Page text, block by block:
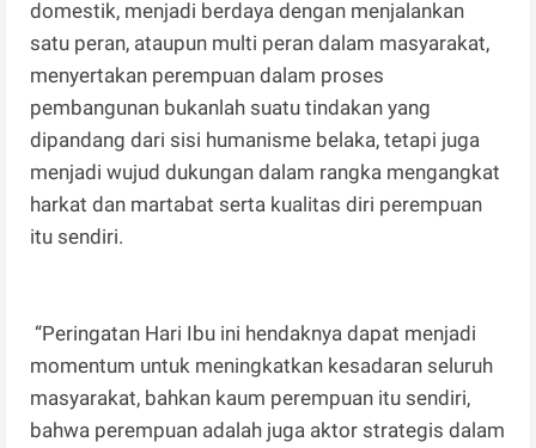
domestik, menjadi berdaya dengan menjalankan
satu peran, ataupun multi peran dalam masyarakat,
menyertakan perempuan dalam proses
pembangunan bukanlah suatu tindakan yang
dipandang dari sisi humanisme belaka, tetapi juga
menjadi wujud dukungan dalam rangka mengangkat
harkat dan martabat serta kualitas diri perempuan
itu sendiri.
“Peringatan Hari Ibu ini hendaknya dapat menjadi
momentum untuk meningkatkan kesadaran seluruh
masyarakat, bahkan kaum perempuan itu sendiri,
bahwa perempuan adalah juga aktor strategis dalam